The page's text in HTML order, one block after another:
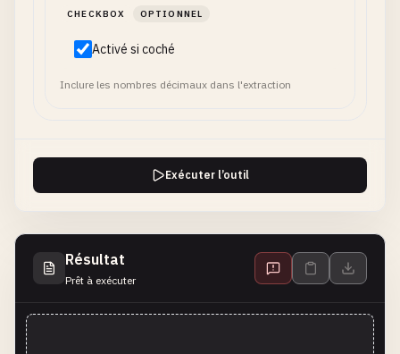
CHECKBOX OPTIONNEL
Activé si coché
Inclure les nombres décimaux dans l'extraction
Exécuter l’outil
Résultat
Prêt à exécuter